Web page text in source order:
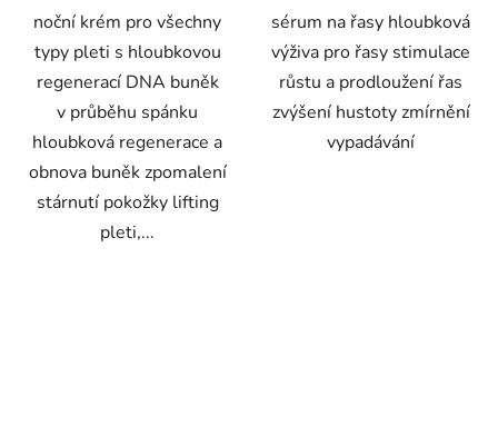
noční krém pro všechny
typy pleti s hloubkovou
regenerací DNA buněk
v průběhu spánku
hloubková regenerace a
obnova buněk zpomalení
stárnutí pokožky lifting
pleti,...
sérum na řasy hloubková
výživa pro řasy stimulace
růstu a prodloužení řas
zvýšení hustoty zmírnění
vypadávání